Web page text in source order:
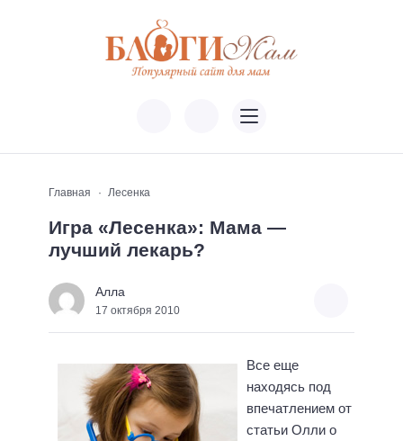
Главная Лесенка
Игра «Лесенка»: Мама —
лучший лекарь?
Алла
17 октября 2010
Все еще
находясь под
впечатлением от
статьи Олли о